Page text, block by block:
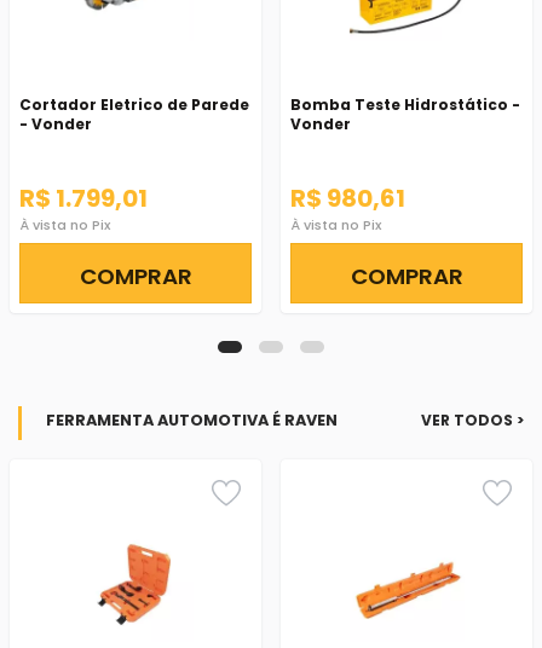
Cortador Eletrico de Parede
- Vonder
R$ 1.799,01
À vista no Pix
COMPRAR
Bomba Teste Hidrostático -
Vonder
R$ 980,61
À vista no Pix
COMPRAR
FERRAMENTA AUTOMOTIVA É RAVEN VER TODOS >